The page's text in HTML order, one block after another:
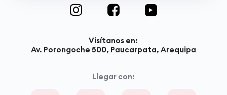
Visítanos en:
Av. Porongoche 500, Paucarpata, Arequipa
Llegar con: